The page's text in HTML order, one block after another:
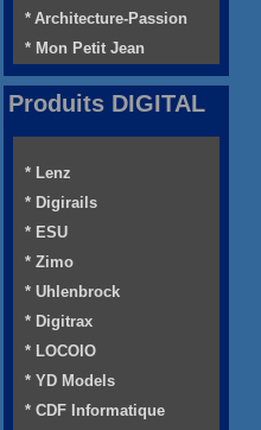
* Architecture-Passion
* Mon Petit Jean
Produits DIGITAL
* Lenz
* Digirails
* ESU
* Zimo
* Uhlenbrock
* Digitrax
* LOCOIO
* YD Models
* CDF Informatique